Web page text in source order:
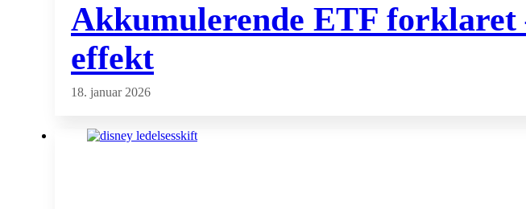
Akkumulerende ETF forklaret
effekt
18. januar 2026